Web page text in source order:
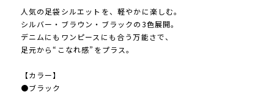
人気の足袋シルエットを、軽やかに楽しむ。
シルバー・ブラウン・ブラックの3色展開。
デニムにもワンピースにも合う万能さで、
足元から“こなれ感”をプラス。
【カラー】
●ブラック